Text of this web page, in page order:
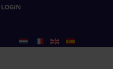
LOGIN